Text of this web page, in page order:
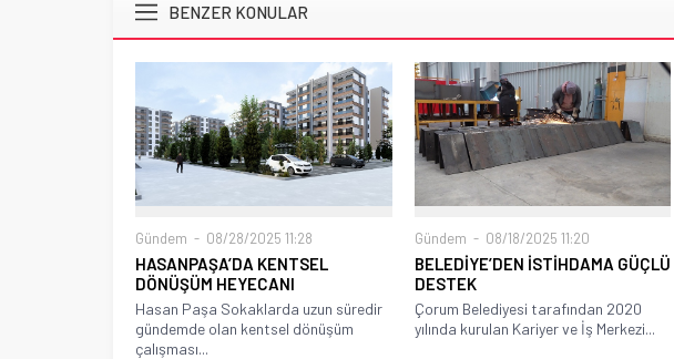
BENZER KONULAR
Gündem 08/28/2025 11:28
HASANPAŞA’DA KENTSEL
DÖNÜŞÜM HEYECANI
Hasan Paşa Sokaklarda uzun süredir
gündemde olan kentsel dönüşüm
çalışması...
Gündem 08/18/2025 11:20
BELEDİYE’DEN İSTİHDAMA GÜÇLÜ
DESTEK
Çorum Belediyesi tarafından 2020
yılında kurulan Kariyer ve İş Merkezi...